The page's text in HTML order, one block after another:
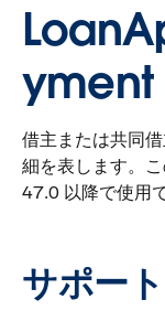
yment
借主または共同
細を表します。
47.0 以降で使用
サポー